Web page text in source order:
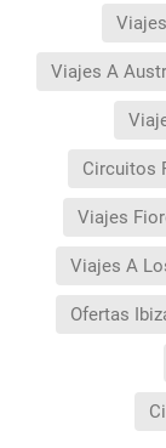
Viajes A
Circuitos
Viajes
Viajes A
Ofertas